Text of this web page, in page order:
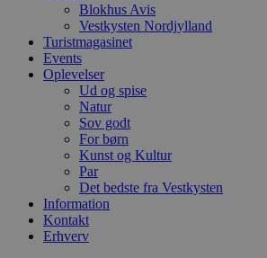
Blokhus Avis
Vestkysten Nordjylland
Turistmagasinet
Events
Oplevelser
Ud og spise
Natur
Sov godt
For børn
Kunst og Kultur
Par
Det bedste fra Vestkysten
Information
Kontakt
Erhverv